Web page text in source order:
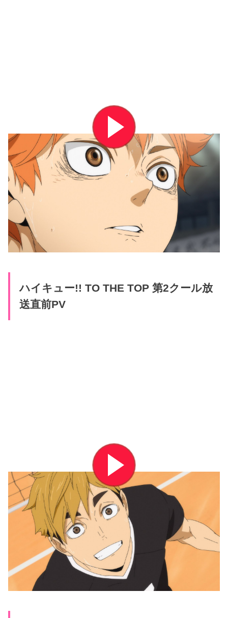
ハイキュー!! TO THE TOP 第2クール放
送直前PV